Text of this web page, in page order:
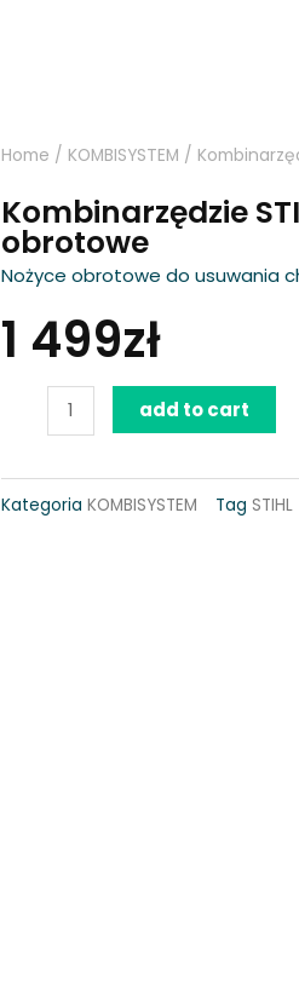
Home / KOMBISYSTEM /
Kombinarzędzie
obrotowe
Nożyce obrotowe do usuwania
1 499zł
Kombinarzędzie
RG-
KM
add to cart
Kategoria KOMBISYSTEM Tag STIHL